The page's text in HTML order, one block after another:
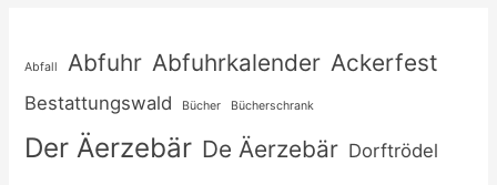
Abfall Abfuhr Abfuhrkalender Ackerfest
Bestattungswald Bücher Bücherschrank
Der Äerzebär De Äerzebär Dorftrödel